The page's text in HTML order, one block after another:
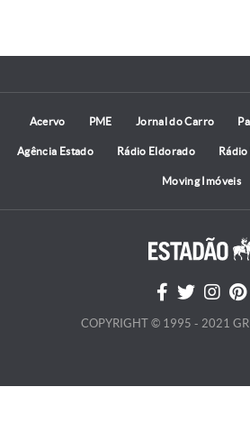
Acervo PME Jornal do Carro
Agência Estado Rádio Eldorado Rádio
Moving Imóveis
COPYRIGHT © 1995 - 2021